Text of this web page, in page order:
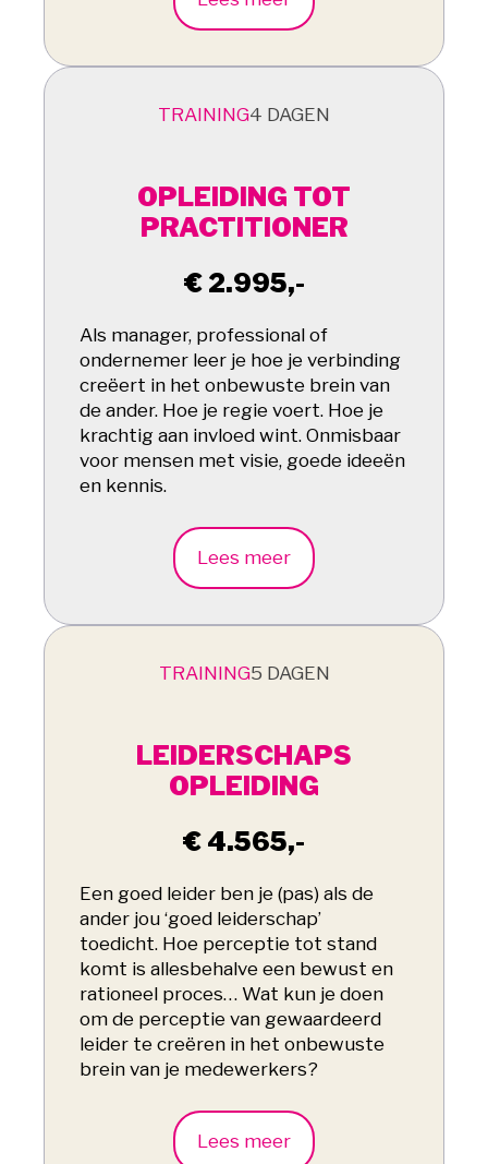
TRAINING4 DAGEN
OPLEIDING TOT
PRACTITIONER
€ 2.995,-
Als manager, professional of
ondernemer leer je hoe je verbinding
creëert in het onbewuste brein van
de ander. Hoe je regie voert. Hoe je
krachtig aan invloed wint. Onmisbaar
voor mensen met visie, goede ideeën
en kennis.
Lees meer
TRAINING5 DAGEN
LEIDERSCHAPS
OPLEIDING
€ 4.565,-
Een goed leider ben je (pas) als de
ander jou ‘goed leiderschap’
toedicht. Hoe perceptie tot stand
komt is allesbehalve een bewust en
rationeel proces… Wat kun je doen
om de perceptie van gewaardeerd
leider te creëren in het onbewuste
brein van je medewerkers?
Lees meer